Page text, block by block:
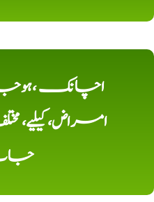
اچانک
امراض، کیلیے،